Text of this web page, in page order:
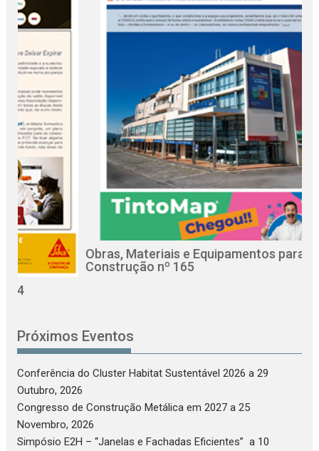
Obras, Materiais e Equipamentos para a
Construção nº 165
Próximos Eventos
Conferência do Cluster Habitat Sustentável 2026 a 29
Outubro, 2026
Congresso de Construção Metálica em 2027 a 25
Novembro, 2026
Simpósio E2H – “Janelas e Fachadas Eficientes” a 10